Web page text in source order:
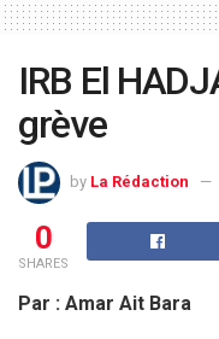
IRB El
grève
by La Rédaction
0
SHARES
Par : Amar Ait Bara